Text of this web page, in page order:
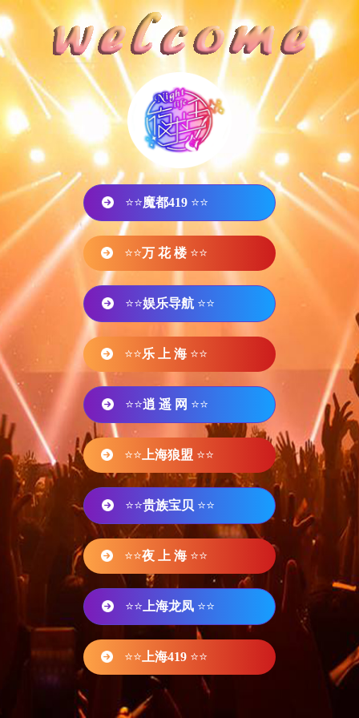
⭐⭐魔都419 ⭐⭐
⭐⭐万 花 楼 ⭐⭐
⭐⭐娱乐导航 ⭐⭐
⭐⭐乐 上 海 ⭐⭐
⭐⭐逍 遥 网 ⭐⭐
⭐⭐ 上海狼盟 ⭐⭐
⭐⭐贵族宝贝 ⭐⭐
⭐⭐夜 上 海 ⭐⭐
⭐⭐ 上海龙凤 ⭐⭐
⭐⭐ 上海419 ⭐⭐